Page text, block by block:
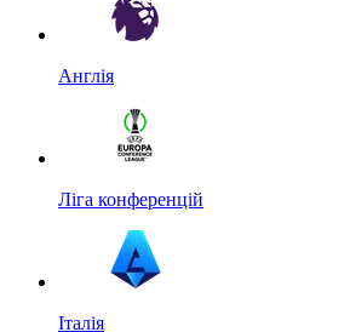
Англія
Ліга конференцій
Італія